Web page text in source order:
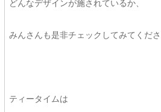
どんなデザインが施されているか、
みんさんも是非チェックしてみてくだ
ティータイムは